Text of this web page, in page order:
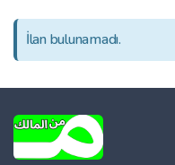
İlan bulunamadı.